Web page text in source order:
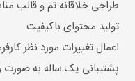
طراحی خلاقانه تم و قالب
تولید محتوای باکیفیت
اعمال تغییرات مورد نظر
پشتیبانی یک ساله به صورت